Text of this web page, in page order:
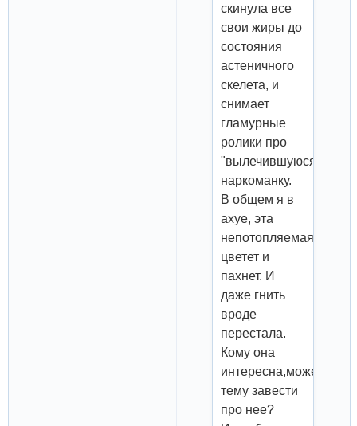
скинула все
свои жиры до
состояния
астеничного
скелета, и
снимает
гламурные
ролики про
"вылечившуюся"
наркоманку.
В общем я в
ахуе, эта
непотопляемая
цветет и
пахнет. И
даже гнить
вроде
перестала.
Кому она
интересна,может
тему завести
про нее?